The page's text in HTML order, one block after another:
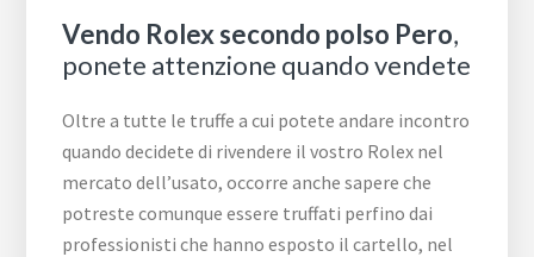
Vendo Rolex secondo polso Pero,
ponete attenzione quando vendete
Oltre a tutte le truffe a cui potete andare incontro
quando decidete di rivendere il vostro Rolex nel
mercato dell’usato, occorre anche sapere che
potreste comunque essere truffati perfino dai
professionisti che hanno esposto il cartello, nel